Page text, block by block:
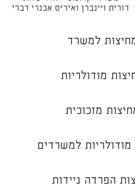
דורית ויינברן ואיריס אבנרי דברי
למשרד
מודולריות
מזכוכית
מודולריות למשרדים
הפרדה ניידות